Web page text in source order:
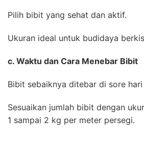
Pilih bibit yang sehat dan aktif.
Ukuran ideal untuk budidaya
c. Waktu dan Cara Menebar Bibit
Bibit sebaiknya ditebar di sore
Sesuaikan jumlah bibit dengan
1 sampai 2 kg per meter persegi.